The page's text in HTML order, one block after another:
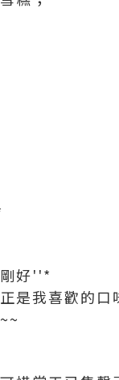
好''*
是我喜歡的